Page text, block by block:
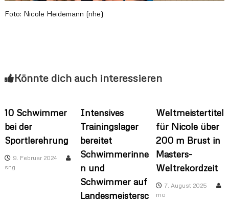
Foto: Nicole Heidemann (nhe)
Könnte dich auch interessieren
10 Schwimmer
bei der
Sportlerehrung
9. Februar 2024
sng
Intensives
Trainingslager
bereitet
Schwimmerinne
n und
Schwimmer auf
Landesmeistersc
Weltmeistertitel
für Nicole über
200 m Brust in
Masters-
Weltrekordzeit
7. August 2025
mo